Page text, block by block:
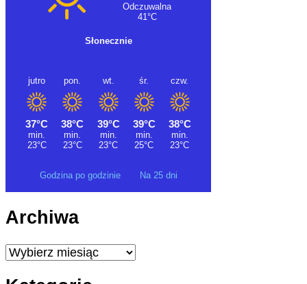
Godzina po godzinie Na 25 dni
Archiwa
Archiwa